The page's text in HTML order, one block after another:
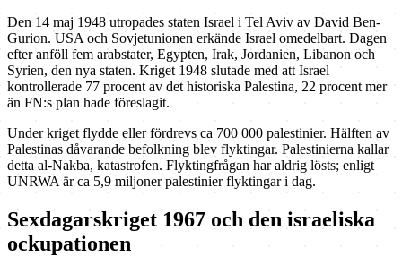
Den 14 maj 1948 utropades staten Israel i Tel Aviv av David Ben-
Gurion. USA och Sovjetunionen erkände Israel omedelbart. Dagen
efter anföll fem arabstater, Egypten, Irak, Jordanien, Libanon och
Syrien, den nya staten. Kriget 1948 slutade med att Israel
kontrollerade 77 procent av det historiska Palestina, 22 procent mer
än FN:s plan hade föreslagit.
Under kriget flydde eller fördrevs ca 700 000 palestinier. Hälften av
Palestinas dåvarande befolkning blev flyktingar. Palestinierna kallar
detta al-Nakba, katastrofen. Flyktingfrågan har aldrig lösts; enligt
UNRWA är ca 5,9 miljoner palestinier flyktingar i dag.
Sexdagarskriget 1967 och den israeliska
ockupationen